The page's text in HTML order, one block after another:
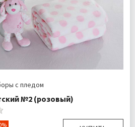
с пледом
№2 (розовый)